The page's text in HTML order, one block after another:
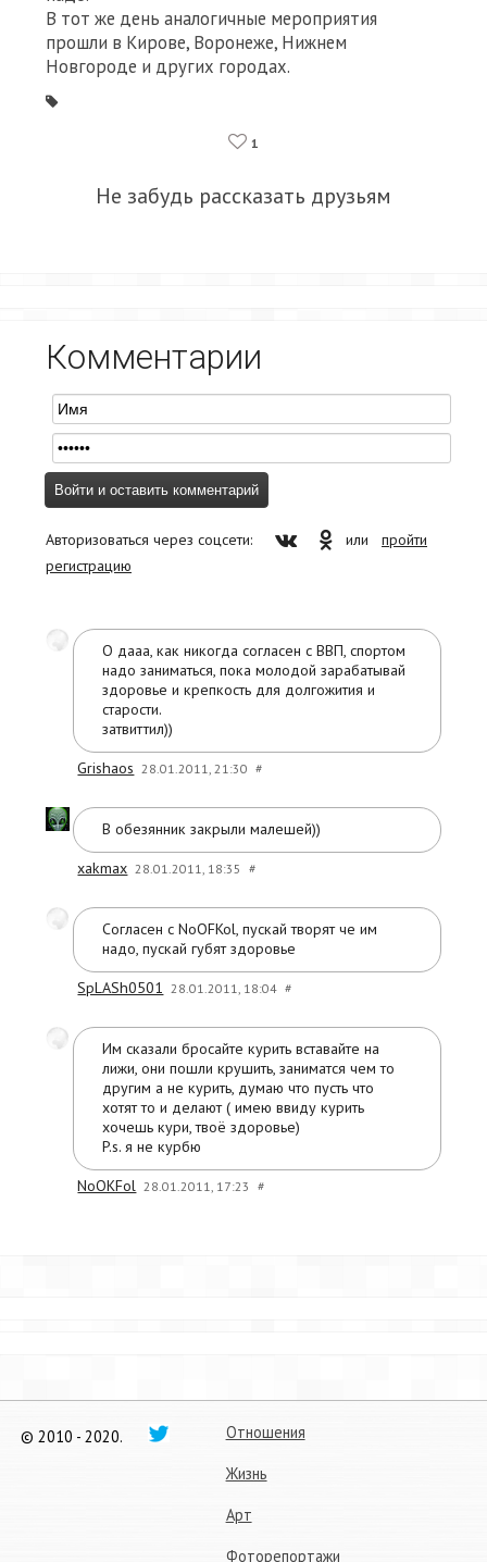
В тот же день аналогичные мероприятия
прошли в Кирове, Воронеже, Нижнем
Новгороде и других городах.
1
Не забудь рассказать друзьям
Комментарии
Авторизоваться через соцсети: или пройти
регистрацию
О дааа, как никогда согласен с ВВП, спортом
надо заниматься, пока молодой зарабатывай
здоровье и крепкость для долгожития и
старости.
затвиттил))
Grishaos 28.01.2011, 21:30 #
В обезянник закрыли малешей))
xakmax 28.01.2011, 18:35 #
Согласен с NoOFKol, пускай творят че им
надо, пускай губят здоровье
SpLASh0501 28.01.2011, 18:04 #
Им сказали бросайте курить вставайте на
лижи, они пошли крушить, заниматся чем то
другим а не курить, думаю что пусть что
хотят то и делают ( имею ввиду курить
хочешь кури, твоё здоровье)
P.s. я не курбю
NoOKFol 28.01.2011, 17:23 #
© 2010 - 2020.
Отношения
Жизнь
Арт
Фоторепортажи